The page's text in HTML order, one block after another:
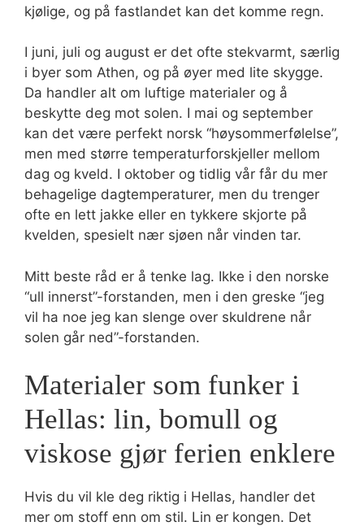
kjølige, og på fastlandet kan det komme regn.
I juni, juli og august er det ofte stekvarmt, særlig
i byer som Athen, og på øyer med lite skygge.
Da handler alt om luftige materialer og å
beskytte deg mot solen. I mai og september
kan det være perfekt norsk “høysommerfølelse”,
men med større temperaturforskjeller mellom
dag og kveld. I oktober og tidlig vår får du mer
behagelige dagtemperaturer, men du trenger
ofte en lett jakke eller en tykkere skjorte på
kvelden, spesielt nær sjøen når vinden tar.
Mitt beste råd er å tenke lag. Ikke i den norske
“ull innerst”-forstanden, men i den greske “jeg
vil ha noe jeg kan slenge over skuldrene når
solen går ned”-forstanden.
Materialer som funker i
Hellas: lin, bomull og
viskose gjør ferien enklere
Hvis du vil kle deg riktig i Hellas, handler det
mer om stoff enn om stil. Lin er kongen. Det